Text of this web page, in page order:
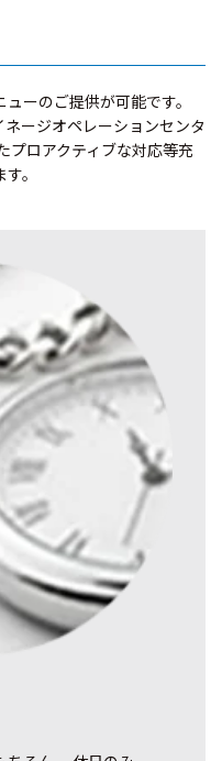
ーのご提供が可能です。
ージオペレーションセンタ
プロアクティブな対応等充
。